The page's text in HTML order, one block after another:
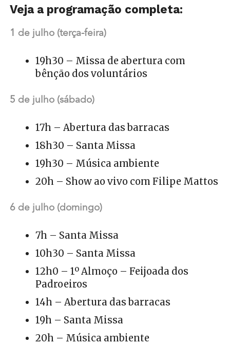
Veja a programação completa:
1 de julho (terça-feira)
19h30 – Missa de abertura com
bênção dos voluntários
5 de julho (sábado)
17h – Abertura das barracas
18h30 – Santa Missa
19h30 – Música ambiente
20h – Show ao vivo com Filipe Mattos
6 de julho (domingo)
7h – Santa Missa
10h30 – Santa Missa
12h0 – 1º Almoço – Feijoada dos
Padroeiros
14h – Abertura das barracas
19h – Santa Missa
20h – Música ambiente